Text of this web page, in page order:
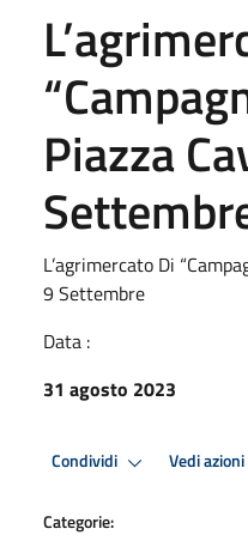
Piazza
L’agrimercato Di
9 Settembre
Data :
31 agosto 2023
Condividi Vedi azioni
Categorie: